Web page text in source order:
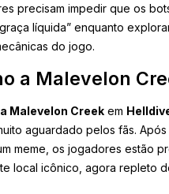
precisam impedir que os
líquida” enquanto
do jogo.
a Malevelon
Malevelon Creek em
aguardado pelos fãs.
meme, os jogadores estão
local icônico, agora repleto